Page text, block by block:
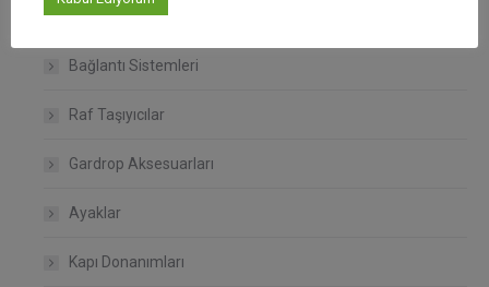
Ürünlerimiz
Bağlantı Sistemleri
Raf Taşıyıcılar
Gardrop Aksesuarları
Ayaklar
Kapı Donanımları